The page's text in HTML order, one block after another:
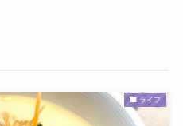
ライフ